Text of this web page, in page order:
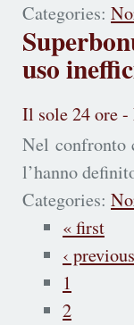
Categories:
uso
Il sole 24 ore
Nel confronto
l’hanno
Categories:
« first
‹ previous
1
2